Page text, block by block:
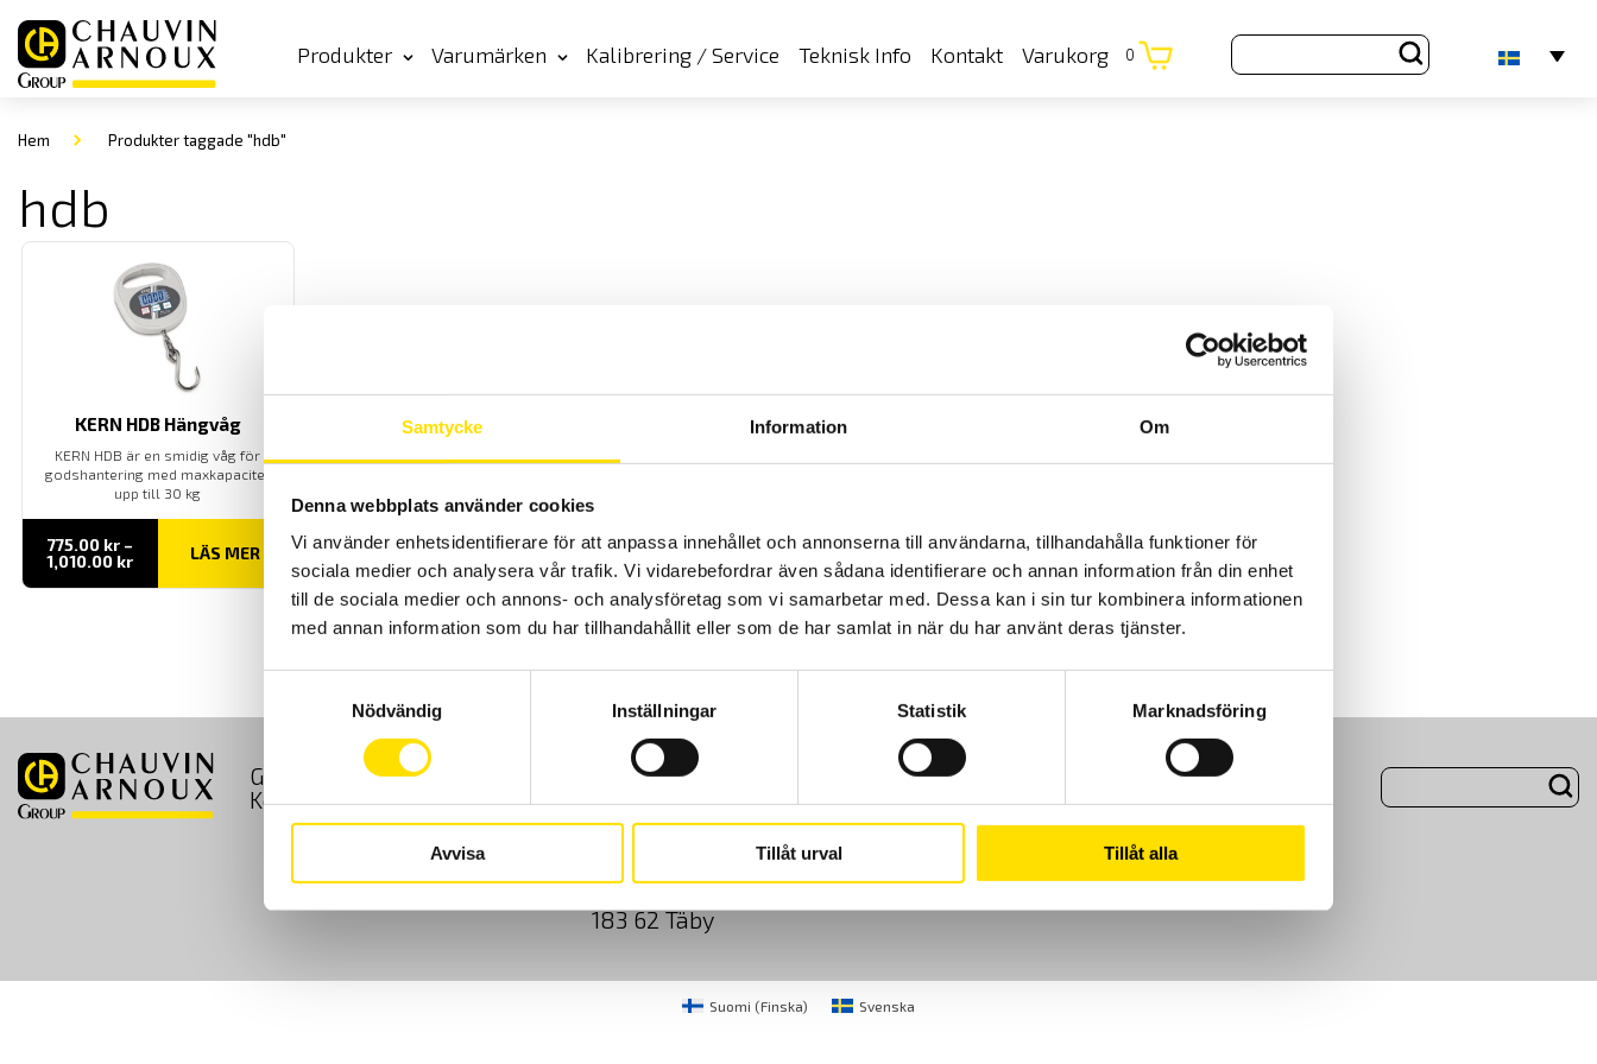
Samtycke Information Om
Denna webbplats använder cookies
Vi använder enhetsidentifierare för att anpassa innehållet och annonserna till användarna, tillhandahålla funktioner för
sociala medier och analysera vår trafik. Vi vidarebefordrar även sådana identifierare och annan information från din enhet
till de sociala medier och annons- och analysföretag som vi samarbetar med. Dessa kan i sin tur kombinera informationen
med annan information som du har tillhandahållit eller som de har samlat in när du har använt deras tjänster.
Nödvändig
Inställningar Statistik Marknadsföring
Avvisa Tillåt urval Tillåt alla
Produkter Varumärken Kalibrering / Service Teknisk Info Kontakt Varukorg 0
Hem Produkter taggade "hdb"
hdb
KERN HDB Hängvåg
KERN HDB är en smidig våg för
godshantering med maxkapacitet
upp till 30 kg
775.00 kr –
1,010.00 krPrisintervall:
till
LÄS MER
GDPR Köpvillkor Cookies Kundundersökning
Om Oss
Kontakt
Sjöflygvägen 35
183 62 Täby
08-50 52 68 00
info@camatsystem.com
Suomi (Finska) Svenska